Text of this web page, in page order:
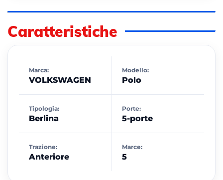
Caratteristiche
Marca:
VOLKSWAGEN
Modello:
Polo
Tipologia:
Berlina
Porte:
5-porte
Trazione:
Anteriore
Marce:
5